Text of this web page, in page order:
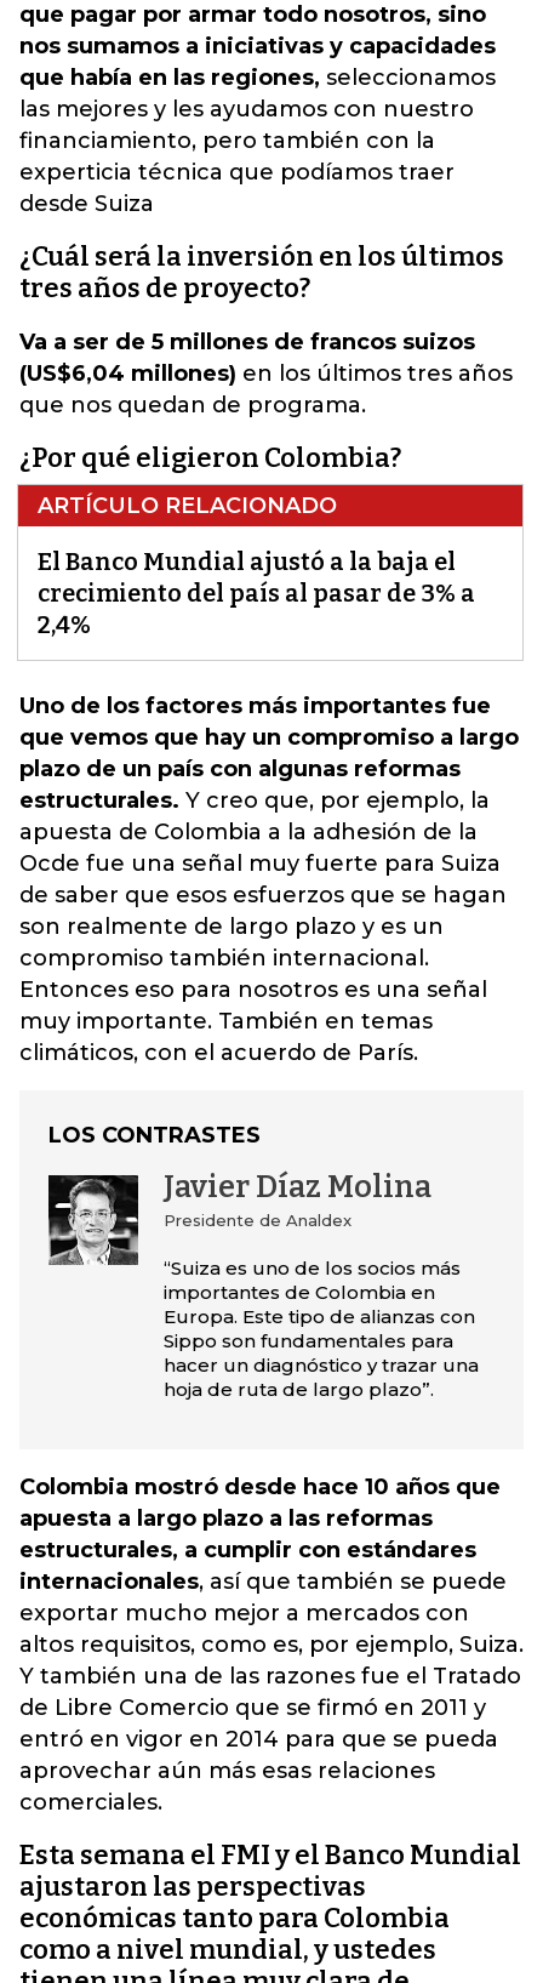
que pagar por armar todo nosotros, sino
nos sumamos a iniciativas y capacidades
que había en las regiones, seleccionamos
las mejores y les ayudamos con nuestro
financiamiento, pero también con la
experticia técnica que podíamos traer
desde Suiza
¿Cuál será la inversión en los últimos
tres años de proyecto?
Va a ser de 5 millones de francos suizos
(US$6,04 millones) en los últimos tres años
que nos quedan de programa.
¿Por qué eligieron Colombia?
ARTÍCULO RELACIONADO
El Banco Mundial ajustó a la baja el
crecimiento del país al pasar de 3% a
2,4%
Uno de los factores más importantes fue
que vemos que hay un compromiso a largo
plazo de un país con algunas reformas
estructurales. Y creo que, por ejemplo, la
apuesta de Colombia a la adhesión de la
Ocde fue una señal muy fuerte para Suiza
de saber que esos esfuerzos que se hagan
son realmente de largo plazo y es un
compromiso también internacional.
Entonces eso para nosotros es una señal
muy importante. También en temas
climáticos, con el acuerdo de París.
LOS CONTRASTES
Javier Díaz Molina
Presidente de Analdex
“Suiza es uno de los socios más
importantes de Colombia en
Europa. Este tipo de alianzas con
Sippo son fundamentales para
hacer un diagnóstico y trazar una
hoja de ruta de largo plazo”.
Colombia mostró desde hace 10 años que
apuesta a largo plazo a las reformas
estructurales, a cumplir con estándares
internacionales, así que también se puede
exportar mucho mejor a mercados con
altos requisitos, como es, por ejemplo, Suiza.
Y también una de las razones fue el Tratado
de Libre Comercio que se firmó en 2011 y
entró en vigor en 2014 para que se pueda
aprovechar aún más esas relaciones
comerciales.
Esta semana el FMI y el Banco Mundial
ajustaron las perspectivas
económicas tanto para Colombia
como a nivel mundial, y ustedes